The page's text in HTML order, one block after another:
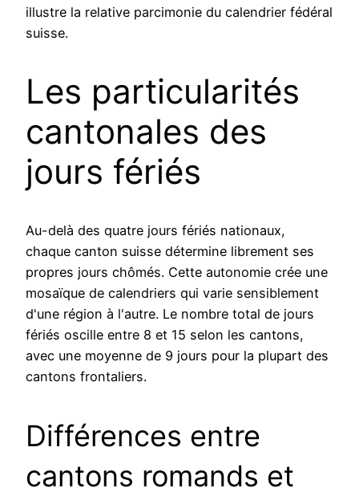
illustre la relative parcimonie du calendrier fédéral
suisse.
Les particularités
cantonales des
jours fériés
Au-delà des quatre jours fériés nationaux,
chaque canton suisse détermine librement ses
propres jours chômés. Cette autonomie crée une
mosaïque de calendriers qui varie sensiblement
d'une région à l'autre. Le nombre total de jours
fériés oscille entre 8 et 15 selon les cantons,
avec une moyenne de 9 jours pour la plupart des
cantons frontaliers.
Différences entre
cantons romands et